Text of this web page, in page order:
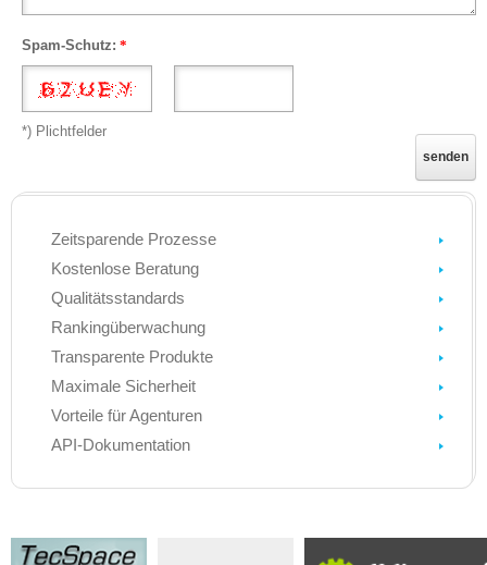
Spam-Schutz: *
*) Plichtfelder
Zeitsparende Prozesse
Kostenlose Beratung
Qualitätsstandards
Rankingüberwachung
Transparente Produkte
Maximale Sicherheit
Vorteile für Agenturen
API-Dokumentation